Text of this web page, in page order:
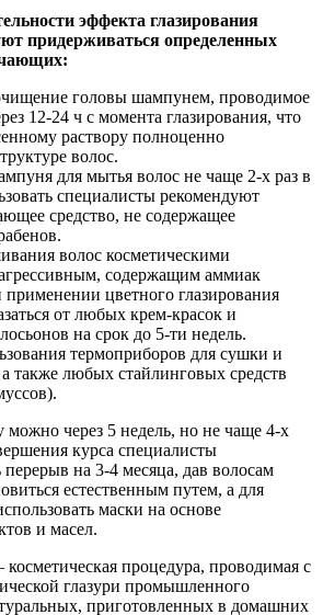
эффекта глазирования
придерживаться определенных
головы шампунем, проводимое
12-24 ч с момента глазирования, что
раствору полноценно
волос.
для мытья волос не чаще 2-х раз в
специалисты рекомендуют
средство, не содержащее
волос косметическими
содержащим аммиак
применении цветного глазирования
от любых крем-красок и
на срок до 5-ти недель.
термоприборов для сушки и
также любых стайлинговых средств
можно через 5 недель, но не чаще 4-х
курса специалисты
перерыв на 3-4 месяца, дав волосам
естественным путем, а для
маски на основе
и масел.
косметическая процедура, проводимая с
глазури промышленного
приготовленных в домашних